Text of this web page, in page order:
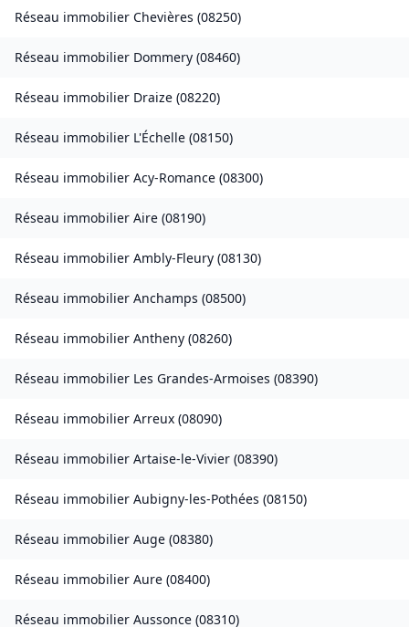
Réseau immobilier Chevières (08250)
Réseau immobilier Dommery (08460)
Réseau immobilier Draize (08220)
Réseau immobilier L'Échelle (08150)
Réseau immobilier Acy-Romance (08300)
Réseau immobilier Aire (08190)
Réseau immobilier Ambly-Fleury (08130)
Réseau immobilier Anchamps (08500)
Réseau immobilier Antheny (08260)
Réseau immobilier Les Grandes-Armoises (08390)
Réseau immobilier Arreux (08090)
Réseau immobilier Artaise-le-Vivier (08390)
Réseau immobilier Aubigny-les-Pothées (08150)
Réseau immobilier Auge (08380)
Réseau immobilier Aure (08400)
Réseau immobilier Aussonce (08310)